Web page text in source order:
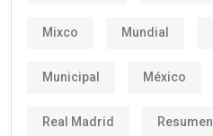
Mixco Mundial
Municipal México
Real Madrid Resumen